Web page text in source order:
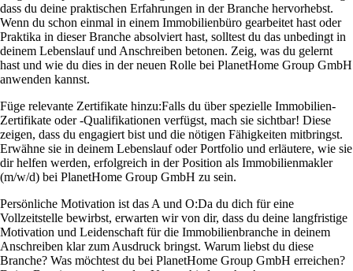
dass du deine praktischen Erfahrungen in der Branche hervorhebst.
Wenn du schon einmal in einem Immobilienbüro gearbeitet hast oder
Praktika in dieser Branche absolviert hast, solltest du das unbedingt in
deinem Lebenslauf und Anschreiben betonen. Zeig, was du gelernt
hast und wie du dies in der neuen Rolle bei PlanetHome Group GmbH
anwenden kannst.
Füge relevante Zertifikate hinzu:Falls du über spezielle Immobilien-
Zertifikate oder -Qualifikationen verfügst, mach sie sichtbar! Diese
zeigen, dass du engagiert bist und die nötigen Fähigkeiten mitbringst.
Erwähne sie in deinem Lebenslauf oder Portfolio und erläutere, wie sie
dir helfen werden, erfolgreich in der Position als Immobilienmakler
(m/w/d) bei PlanetHome Group GmbH zu sein.
Persönliche Motivation ist das A und O:Da du dich für eine
Vollzeitstelle bewirbst, erwarten wir von dir, dass du deine langfristige
Motivation und Leidenschaft für die Immobilienbranche in deinem
Anschreiben klar zum Ausdruck bringst. Warum liebst du diese
Branche? Was möchtest du bei PlanetHome Group GmbH erreichen?